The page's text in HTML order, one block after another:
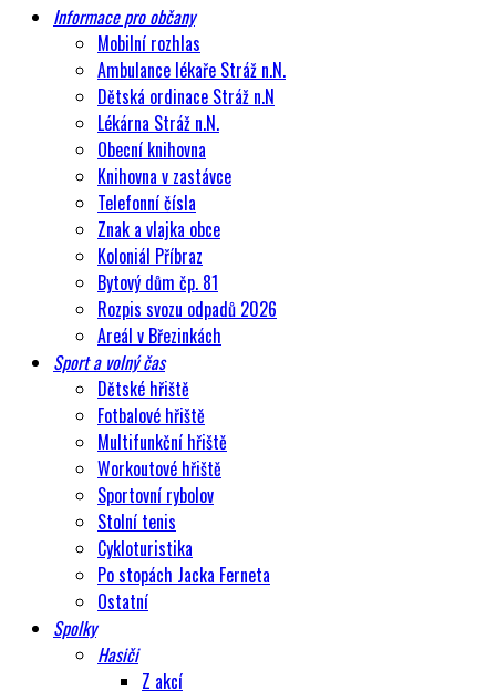
Informace pro občany
Mobilní rozhlas
Ambulance lékaře Stráž n.N.
Dětská ordinace Stráž n.N
Lékárna Stráž n.N.
Obecní knihovna
Knihovna v zastávce
Telefonní čísla
Znak a vlajka obce
Koloniál Příbraz
Bytový dům čp. 81
Rozpis svozu odpadů 2026
Areál v Březinkách
Sport a volný čas
Dětské hřiště
Fotbalové hřiště
Multifunkční hřiště
Workoutové hřiště
Sportovní rybolov
Stolní tenis
Cykloturistika
Po stopách Jacka Ferneta
Ostatní
Spolky
Hasiči
Z akcí